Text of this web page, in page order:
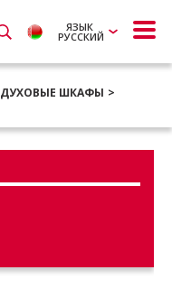
ЯЗЫК
РУССКИЙ
ДУХОВЫЕ ШКАФЫ